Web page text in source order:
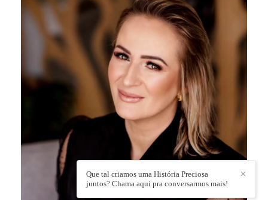
✕
Que tal criamos uma História Preciosa
juntos? Chama aqui pra conversarmos mais!